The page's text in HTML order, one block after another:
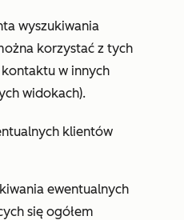
wyszukiwania
korzystać z tych
w innych
widokach).
klientów
ewentualnych
się ogółem